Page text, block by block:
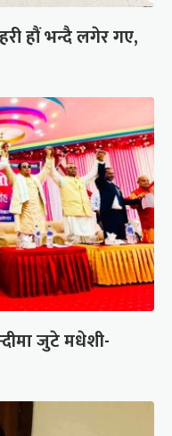
हौं भन्दै लगेर गए,
जुटे मधेशी-